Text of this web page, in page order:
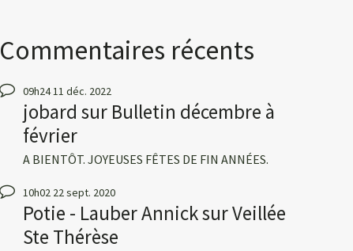
Commentaires récents
09h2411 déc. 2022
jobard sur Bulletin décembre à
février
A BIENTÔT. JOYEUSES FÊTES DE FIN ANNÉES.
10h02 22sept. 2020
Potie - Lauber AnnicksurVeillée
Ste Thérèse